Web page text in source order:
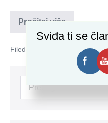
Pročitaj više
poraz
pretvoriti
pobjedu?
Filed under: mentalna
Sviđa ti se